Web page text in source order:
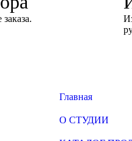
Главная
О СТУДИИ